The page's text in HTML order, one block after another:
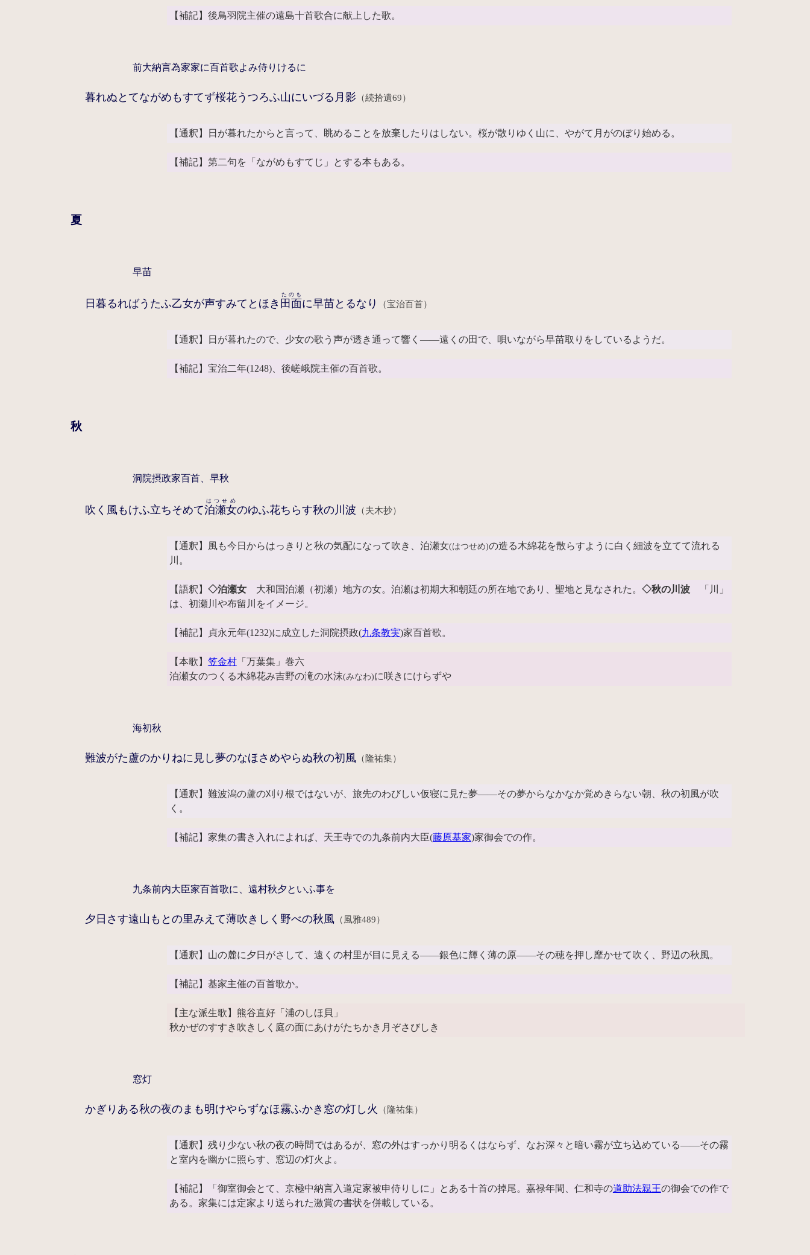
【補記】後鳥羽院主催の遠島十首歌合に献上した歌。
前大納言為家家に百首歌よみ侍りけるに
暮れぬとてながめもすてず桜花うつろふ山にいづる月影 （続拾遺69）
【通釈】日が暮れたからと言って、眺めることを放棄したりはしない。桜が散りゆく山に、やがて月がのぼり始める。
【補記】第二句を「ながめもすてじ」とする本もある。
夏
早苗
日暮るればうたふ乙女が声すみてとほき 田面
たのも
に早苗とるなり （宝治百首）
【通釈】日が暮れたので、少女の歌う声が透き通って響く――遠くの田で、唄いながら早苗取りをしているようだ。
【補記】宝治二年(1248)、後嵯峨院主催の百首歌。
秋
洞院摂政家百首、早秋
吹く風もけふ立ちそめて泊瀬女
はつせめ
のゆふ花ちらす秋の川波 （夫木抄）
【通釈】風も今日からはっきりと秋の気配になって吹き、泊瀬女(はつせめ)の造る木綿花を散らすように白く細波を立てて流れる
川。
【語釈】 ◇泊瀬女大和国泊瀬（初瀬）地方の女。泊瀬は初期大和朝廷の所在地であり、聖地と見なされた。 ◇秋の川波「川」
は、初瀬川や布留川をイメージ。
【補記】貞永元年(1232)に成立した洞院摂政(九条教実)家百首歌。
【本歌】 笠金村「万葉集」巻六
泊瀬女のつくる木綿花み吉野の滝の水沫(みなわ)に咲きにけらずや
海初秋
難波がた蘆のかりねに見し夢のなほさめやらぬ秋の初風 （隆祐集）
【通釈】難波潟の蘆の刈り根ではないが、旅先のわびしい仮寝に見た夢――その夢からなかなか覚めきらない朝、秋の初風が吹
く。
【補記】家集の書き入れによれば、天王寺での九条前内大臣(藤原基家)家御会での作。
九条前内大臣家百首歌に、遠村秋夕といふ事を
夕日さす遠山もとの里みえて薄吹きしく野べの秋風 （風雅489）
【通釈】山の麓に夕日がさして、遠くの村里が目に見える――銀色に輝く薄の原――その穂を押し靡かせて吹く、野辺の秋風。
【補記】基家主催の百首歌か。
【主な派生歌】熊谷直好「浦のしほ貝」
秋かぜのすすき吹きしく庭の面にあけがたちかき月ぞさびしき
窓灯
かぎりある秋の夜のまも明けやらずなほ霧ふかき窓の灯し火 （隆祐集）
【通釈】残り少ない秋の夜の時間ではあるが、窓の外はすっかり明るくはならず、なお深々と暗い霧が立ち込めている――その霧
と室内を幽かに照らす、窓辺の灯火よ。
【補記】「御室御会とて、京極中納言入道定家被申侍りしに」とある十首の掉尾。嘉禄年間、仁和寺の道助法親王の御会での作で
ある。家集には定家より送られた激賞の書状を併載している。